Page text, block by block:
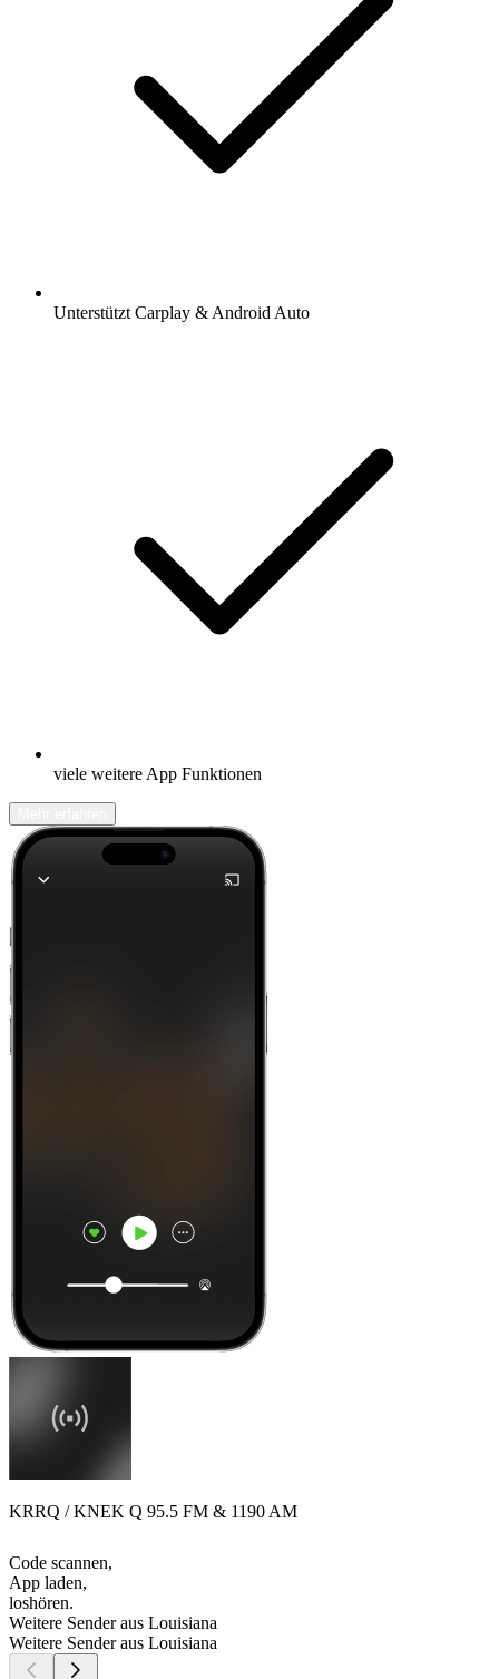
Unterstützt Carplay & Android Auto
viele weitere App Funktionen
KRRQ / KNEK Q 95.5 FM & 1190 AM
Code scannen,
App laden,
loshören.
Weitere Sender aus Louisiana
Weitere Sender aus Louisiana